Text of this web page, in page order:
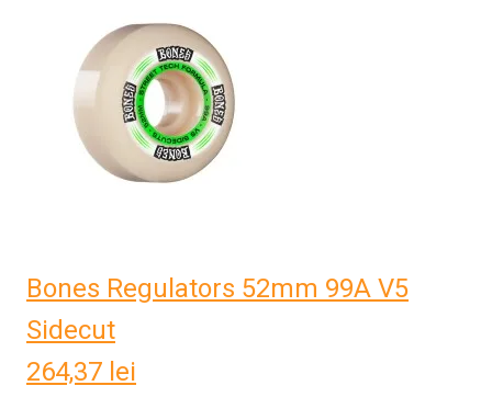
Bones Regulators 52mm 99A V5
Sidecut
264,37 lei